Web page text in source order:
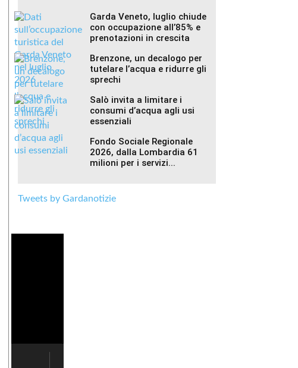
Garda Veneto, luglio chiude
con occupazione all’85% e
prenotazioni in crescita
Brenzone, un decalogo per
tutelare l’acqua e ridurre gli
sprechi
Salò invita a limitare i
consumi d’acqua agli usi
essenziali
Fondo Sociale Regionale
2026, dalla Lombardia 61
milioni per i servizi...
Tweets by Gardanotizie